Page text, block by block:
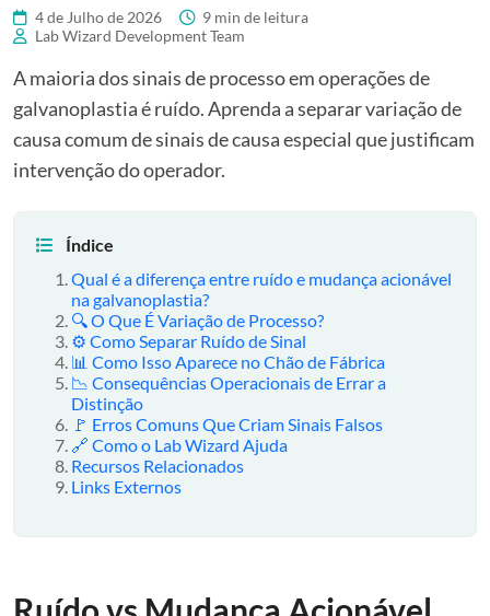
4 de Julho de 2026
9 min de leitura
Lab Wizard Development Team
A maioria dos sinais de processo em operações de
galvanoplastia é ruído. Aprenda a separar variação de
causa comum de sinais de causa especial que justificam
intervenção do operador.
Índice
Qual é a diferença entre ruído e mudança acionável
na galvanoplastia?
🔍 O Que É Variação de Processo?
⚙️ Como Separar Ruído de Sinal
📊 Como Isso Aparece no Chão de Fábrica
📉 Consequências Operacionais de Errar a
Distinção
🚩 Erros Comuns Que Criam Sinais Falsos
🔗 Como o Lab Wizard Ajuda
Recursos Relacionados
Links Externos